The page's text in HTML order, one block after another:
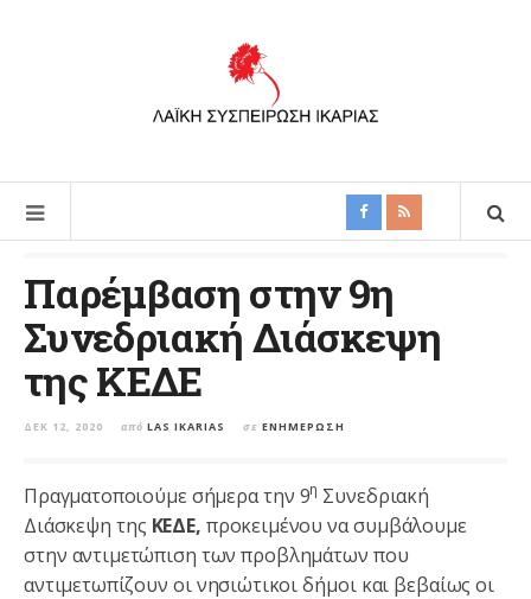
Παρέμβαση στην 9η
Συνεδριακή Διάσκεψη
της ΚΕΔΕ
ΔΕΚ 12, 2020 από LAS IKARIAS σε ΕΝΗΜΈΡΩΣΗ
Πραγματοποιούμε σήμερα την 9η Συνεδριακή
Διάσκεψη της ΚΕΔΕ, προκειμένου να συμβάλουμε
στην αντιμετώπιση των προβλημάτων που
αντιμετωπίζουν οι νησιώτικοι δήμοι και βεβαίως οι